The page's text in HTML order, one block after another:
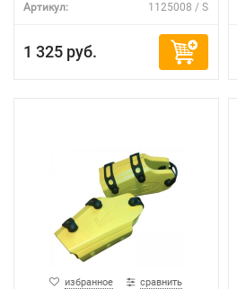
Артикул: 1125008 / S
1 325 руб.
избранное сравнить